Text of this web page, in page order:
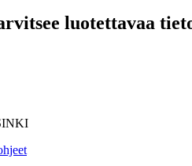
luotettavaa